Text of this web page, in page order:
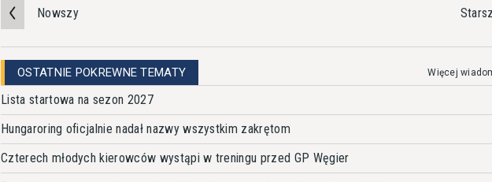
Nowszy
OSTATNIE POKREWNE TEMATY Więcej
Lista startowa na sezon 2027
Hungaroring oficjalnie nadał nazwy wszystkim zakrętom
Czterech młodych kierowców wystąpi w treningu przed GP Węgier